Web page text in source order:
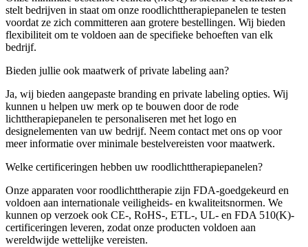
stelt bedrijven in staat om onze roodlichttherapiepanelen te testen
voordat ze zich committeren aan grotere bestellingen. Wij bieden
flexibiliteit om te voldoen aan de specifieke behoeften van elk
bedrijf.
Bieden jullie ook maatwerk of private labeling aan?
Ja, wij bieden aangepaste branding en private labeling opties. Wij
kunnen u helpen uw merk op te bouwen door de rode
lichttherapiepanelen te personaliseren met het logo en
designelementen van uw bedrijf. Neem contact met ons op voor
meer informatie over minimale bestelvereisten voor maatwerk.
Welke certificeringen hebben uw roodlichttherapiepanelen?
Onze apparaten voor roodlichttherapie zijn FDA-goedgekeurd en
voldoen aan internationale veiligheids- en kwaliteitsnormen. We
kunnen op verzoek ook CE-, RoHS-, ETL-, UL- en FDA 510(K)-
certificeringen leveren, zodat onze producten voldoen aan
wereldwijde wettelijke vereisten.